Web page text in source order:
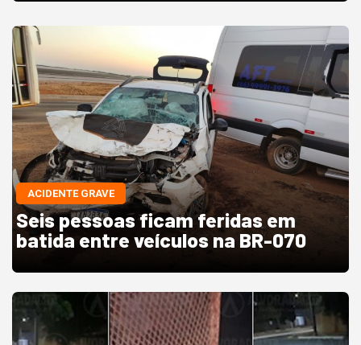
ACIDENTE GRAVE
Seis pessoas ficam feridas em
batida entre veículos na BR-070